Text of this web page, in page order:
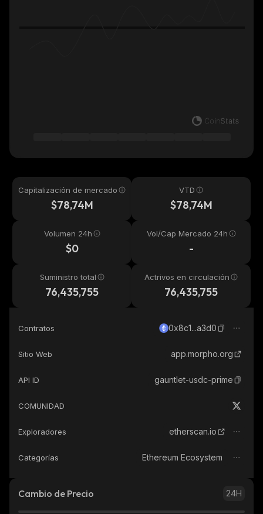
Capitalización de mercado
$78,74M
VTD
$78,74M
Volumen 24h
$0
Vol/Cap Mercado 24h
-
Suministro total
76,435,755
Actrivos en circulación
76,435,755
Contratos 0x8c1...a3d0
Sitio Web app.morpho.org
API ID gauntlet-usdc-prime
COMUNIDAD
Exploradores etherscan.io
Categorías Ethereum Ecosystem
Cambio de Precio 24H